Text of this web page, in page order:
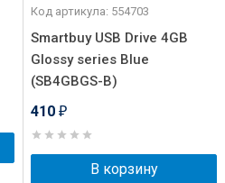
Код артикула: 554703
Smartbuy USB Drive 4GB
Glossy series Blue
(SB4GBGS-B)
410 ₽
В корзину